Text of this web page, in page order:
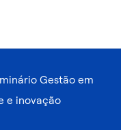
Gestão em
e inovação